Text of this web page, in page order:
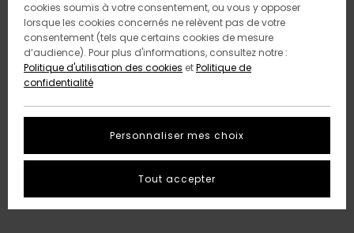
cookies soumis à votre consentement, ou vous y opposer
lorsque les cookies concernés ne relèvent pas de votre
consentement (tels que certains cookies de mesure
d’audience). Pour plus d'informations, consultez notre :
Politique d'utilisation des cookies etPolitique de
confidentialité
Personnaliser mes choix
Tout accepter